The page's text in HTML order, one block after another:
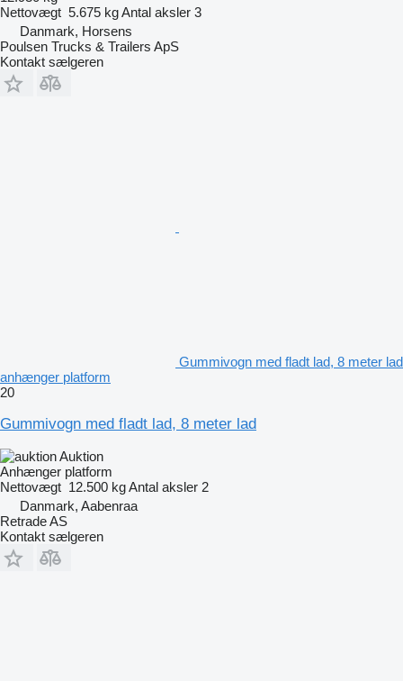
Nettovægt 5.675 kgAntal aksler 3
Danmark, Horsens
Poulsen Trucks & Trailers ApS
Kontakt sælgeren
Gummivogn med fladt lad, 8 meter lad
anhænger platform
20
Gummivogn med fladt lad, 8 meter lad
Auktion
Anhænger platform
Nettovægt 12.500 kgAntal aksler 2
Danmark, Aabenraa
Retrade AS
Kontakt sælgeren